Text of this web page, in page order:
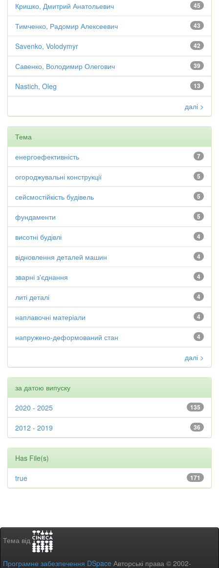
45
Кришко, Дмитрий Анатольевич
43
Тимченко, Радомир Алексеевич
42
Savenko, Volodymyr
39
Савенко, Володимир Олегович
13
Nastich, Oleg
далі >
Тема
7
енергоефективність
5
огороджувальні конструкції
5
сейсмостійкість будівель
5
фундаменти
4
висотні будівлі
4
відновлення деталей машин
4
зварні з'єднання
4
литі деталі
4
наплавочні матеріали
4
напружено-деформований стан
далі >
за датою випуску
135
2020 - 2025
36
2012 - 2019
Has File(s)
171
true
Тема від
Програмне забезпечення DSpace Авторські права © 2002-